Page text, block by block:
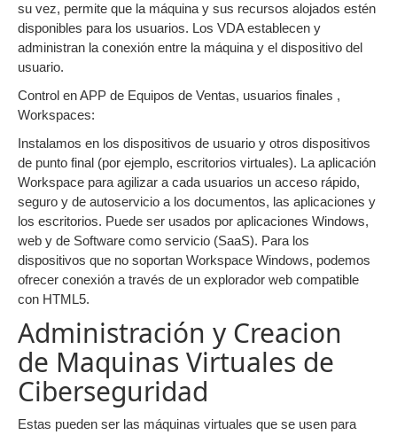
su vez, permite que la máquina y sus recursos alojados estén
disponibles para los usuarios. Los VDA establecen y
administran la conexión entre la máquina y el dispositivo del
usuario.
Control en APP de Equipos de Ventas, usuarios finales ,
Workspaces:
Instalamos en los dispositivos de usuario y otros dispositivos
de punto final (por ejemplo, escritorios virtuales). La aplicación
Workspace para agilizar a cada usuarios un acceso rápido,
seguro y de autoservicio a los documentos, las aplicaciones y
los escritorios. Puede ser usados por aplicaciones Windows,
web y de Software como servicio (SaaS). Para los
dispositivos que no soportan Workspace Windows, podemos
ofrecer conexión a través de un explorador web compatible
con HTML5.
Administración y Creacion
de Maquinas Virtuales de
Ciberseguridad
Estas pueden ser las máquinas virtuales que se usen para